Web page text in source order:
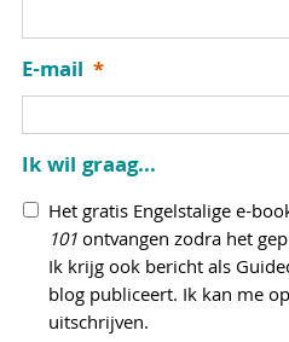
E-mail *
Ik wil graag...
Het gratis Engelstalige e-
101ontvangen zodra het
Ik krijg ook bericht als
blog publiceert. Ik kan me
uitschrijven.